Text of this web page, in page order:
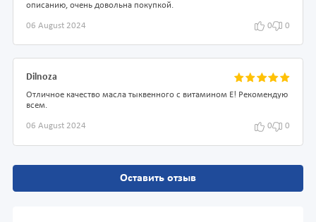
описанию, очень довольна покупкой.
06 August 2024 0 0
Dilnoza
Отличное качество масла тыквенного с витамином Е! Рекомендую
всем.
06 August 2024 0 0
Оставить отзыв